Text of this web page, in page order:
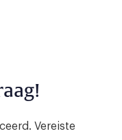
Vereiste